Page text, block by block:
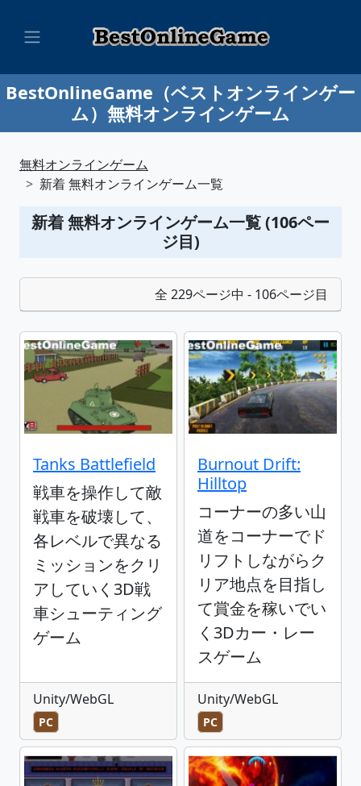
BestOnlineGame（ベストオンラインゲー
ム）無料オンラインゲーム
無料オンラインゲーム
新着 無料オンラインゲーム一覧
新着 無料オンラインゲーム一覧 (106ペー
ジ目)
全 229ページ中 - 106ページ目
Tanks Battlefield
戦車を操作して敵
戦車を破壊して、
各レベルで異なる
ミッションをクリ
アしていく3D戦
車シューティング
ゲーム
Unity/WebGL
PC
Burnout Drift:
Hilltop
コーナーの多い山
道をコーナーでド
リフトしながらク
リア地点を目指し
て賞金を稼いでい
く3Dカー・レー
スゲーム
Unity/WebGL
PC